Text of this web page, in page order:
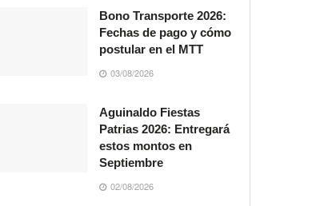
Bono Transporte 2026:
Fechas de pago y cómo
postular en el MTT
03/08/2026
Aguinaldo Fiestas
Patrias 2026: Entregará
estos montos en
Septiembre
02/08/2026